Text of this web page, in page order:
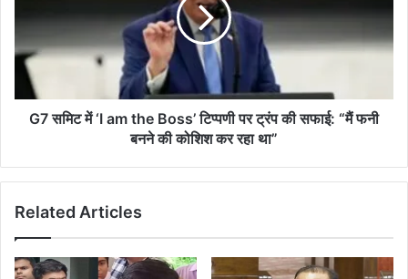
8
लोगों
खिलाफ
शिकायत
am
Boss’
टिप्पणी
पर
ट्रंप
बनने
कर
G7 समिट में ‘I am the Boss’ टिप्पणी पर ट्रंप की सफाई: “मैं फनी
बनने की कोशिश कर रहा था”
Related Articles